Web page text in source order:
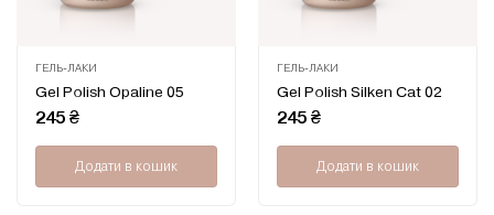
ГЕЛЬ-ЛАКИ
Оцінено
в
Gel Polish Opaline 05
245₴
Додати в кошик
ГЕЛЬ-ЛАКИ
Оцінено
в
Gel Polish Silken Cat 02
245₴
Додати в кошик